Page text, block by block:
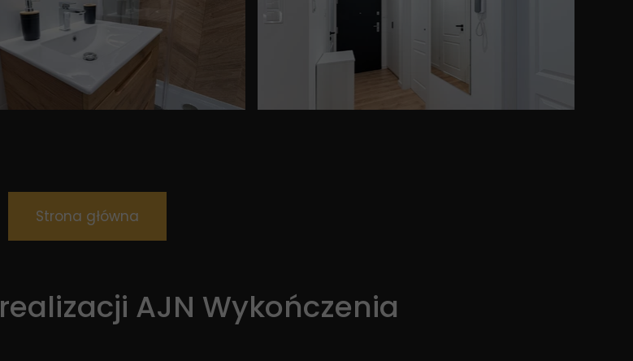
realizacji AJN Wykończenia
Strona główna